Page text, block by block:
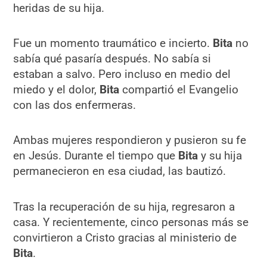
heridas de su hija.
Fue un momento traumático e incierto. Bita no
sabía qué pasaría después. No sabía si
estaban a salvo. Pero incluso en medio del
miedo y el dolor, Bita compartió el Evangelio
con las dos enfermeras.
Ambas mujeres respondieron y pusieron su fe
en Jesús. Durante el tiempo que Bita y su hija
permanecieron en esa ciudad, las bautizó.
Tras la recuperación de su hija, regresaron a
casa. Y recientemente, cinco personas más se
convirtieron a Cristo gracias al ministerio de
Bita.